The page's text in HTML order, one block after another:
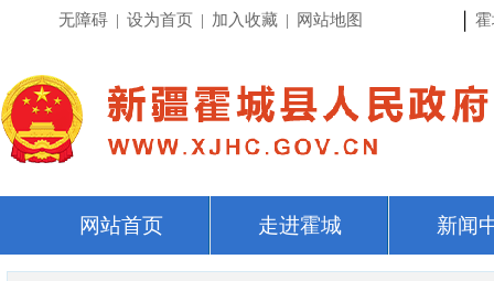
无障碍 | 设为首页 | 加入收藏 | 网站地图
网站首页 走进霍城 新闻